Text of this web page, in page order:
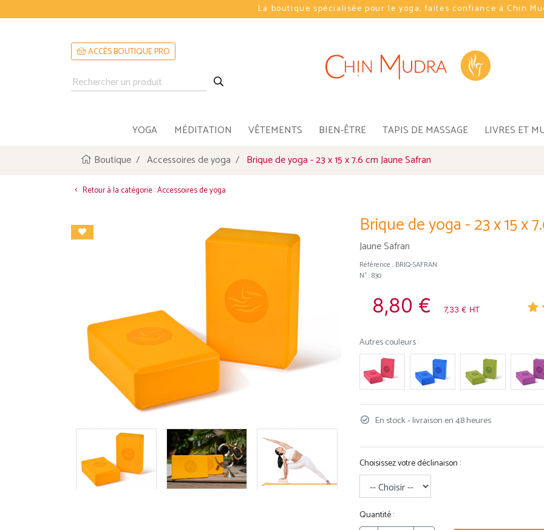
La boutique spécialisée pour le yoga, faites confiance à Chin
ACCÈS BOUTIQUE PRO
YOGA MÉDITATION VÊTEMENTS BIEN-ÊTRE TAPIS DE MASSAGE LIVRES ET
Boutique Accessoires de yoga Brique de yoga - 23 x 15 x 7.6 cm Jaune Safran
Retour à la catégorie : Accessoires de yoga
Brique de yoga - 23 x 15 x
Jaune Safran
Référence : BRIQ-SAFRAN
N° : 830
8,80 € 7,33 € HT
Autres couleurs :
En stock - livraison en 48 heures
Choisissez votre déclinaison :
Quantité :